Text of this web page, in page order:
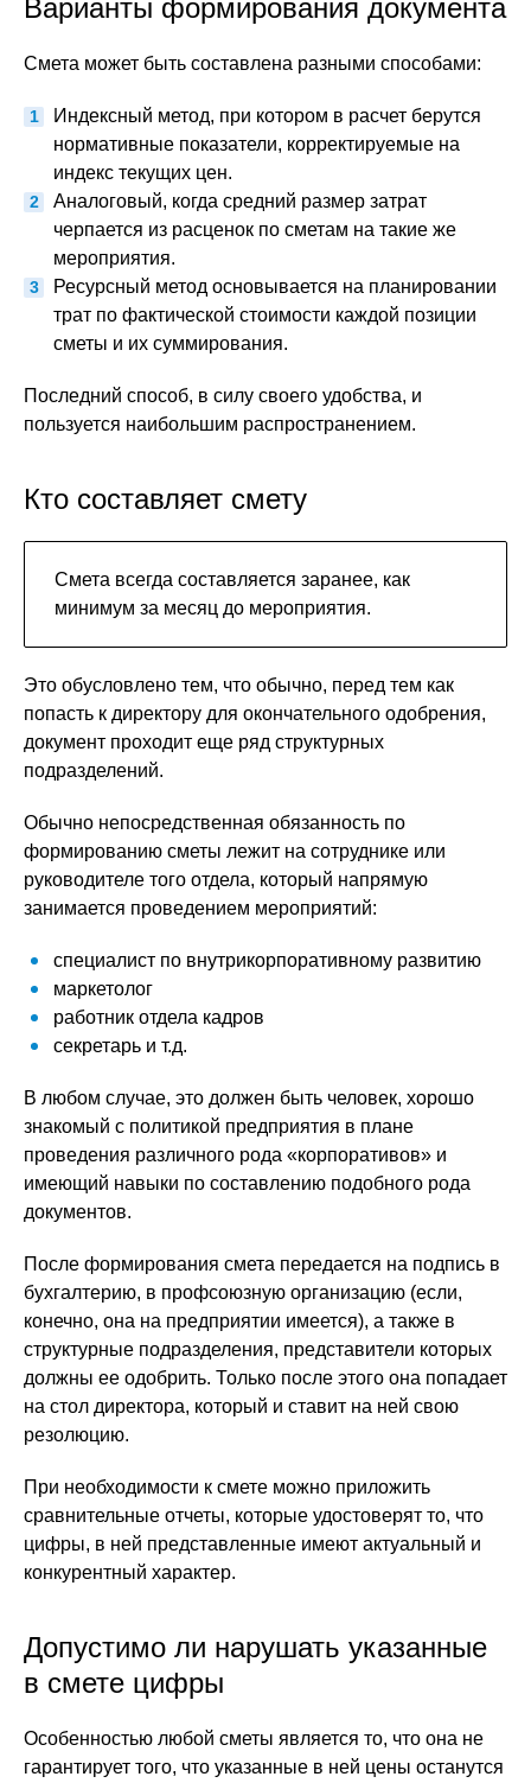
Варианты формирования документа
Смета может быть составлена разными способами:
Индексный метод, при котором в расчет берутся
нормативные показатели, корректируемые на
индекс текущих цен.
Аналоговый, когда средний размер затрат
черпается из расценок по сметам на такие же
мероприятия.
Ресурсный метод основывается на планировании
трат по фактической стоимости каждой позиции
сметы и их суммирования.
Последний способ, в силу своего удобства, и
пользуется наибольшим распространением.
Кто составляет смету
Смета всегда составляется заранее, как
минимум за месяц до мероприятия.
Это обусловлено тем, что обычно, перед тем как
попасть к директору для окончательного одобрения,
документ проходит еще ряд структурных
подразделений.
Обычно непосредственная обязанность по
формированию сметы лежит на сотруднике или
руководителе того отдела, который напрямую
занимается проведением мероприятий:
специалист по внутрикорпоративному развитию
маркетолог
работник отдела кадров
секретарь и т.д.
В любом случае, это должен быть человек, хорошо
знакомый с политикой предприятия в плане
проведения различного рода «корпоративов» и
имеющий навыки по составлению подобного рода
документов.
После формирования смета передается на подпись в
бухгалтерию, в профсоюзную организацию (если,
конечно, она на предприятии имеется), а также в
структурные подразделения, представители которых
должны ее одобрить. Только после этого она попадает
на стол директора, который и ставит на ней свою
резолюцию.
При необходимости к смете можно приложить
сравнительные отчеты, которые удостоверят то, что
цифры, в ней представленные имеют актуальный и
конкурентный характер.
Допустимо ли нарушать указанные
в смете цифры
Особенностью любой сметы является то, что она не
гарантирует того, что указанные в ней цены останутся